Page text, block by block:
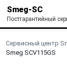
Smeg-SC
Постгарантийный
Сервисный центр
Smeg SCV115GS